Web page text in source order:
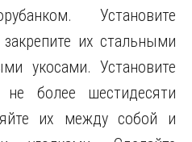
Установите
их стальными
укосами. Установите
более шестидесяти
их между собой и